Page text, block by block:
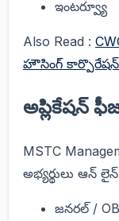
ఇంటర్వ్యూ
Also Read :
హౌసింగ్
అప్లికేషన్
MSTC
అభ్యర్థులు ఆన్
జనరల్ /